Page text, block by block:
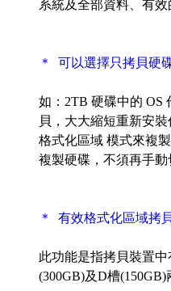
系統及全部資料、有效
＊ 可以選擇只拷貝硬
如：2TB 硬碟中的 OS
貝，大大縮短重新安
格式化區域 模式來複
複製硬碟，不須再手動
＊ 有效格式化區域拷
此功能是指拷貝裝置
(300GB)及D槽(150GB)